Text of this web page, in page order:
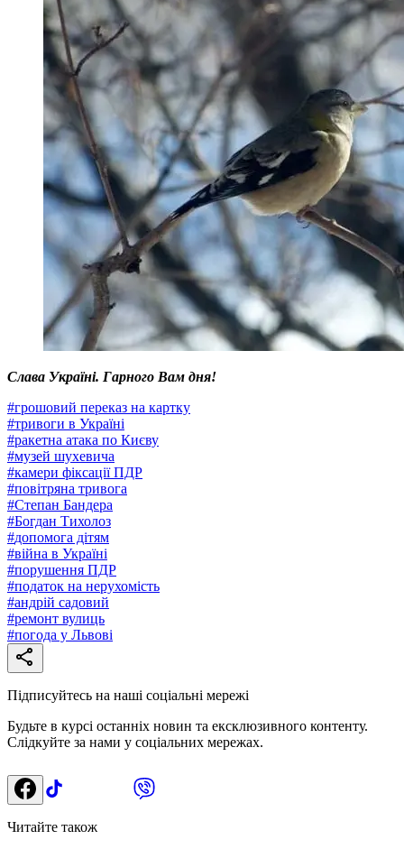
Слава Україні. Гарного Вам дня!
#грошовий переказ на картку
#тривоги в Україні
#ракетна атака по Києву
#музей шухевича
#камери фіксації ПДР
#повітряна тривога
#Степан Бандера
#Богдан Тихолоз
#допомога дітям
#війна в Україні
#порушення ПДР
#податок на нерухомість
#андрій садовий
#ремонт вулиць
#погода у Львові
Підписуйтесь на наші соціальні мережі
Будьте в курсі останніх новин та ексклюзивного контенту.
Слідкуйте за нами у соціальних мережах.
Читайте також